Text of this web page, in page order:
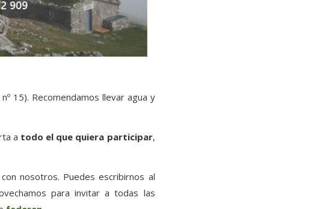
15). Recomendamos llevar agua y
a todo el que quiera participar,
con nosotros. Puedes escribirnos al
para invitar a todas las